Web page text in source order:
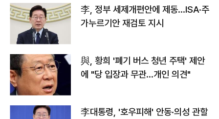
李, 정부 세제개편안에 제동…ISA·주
가누르기안 재검토 지시
與, 황희 '폐기 버스 청년 주택' 제안
에 "당 입장과 무관…개인 의견"
李대통령, '호우피해' 안동·의성 관할